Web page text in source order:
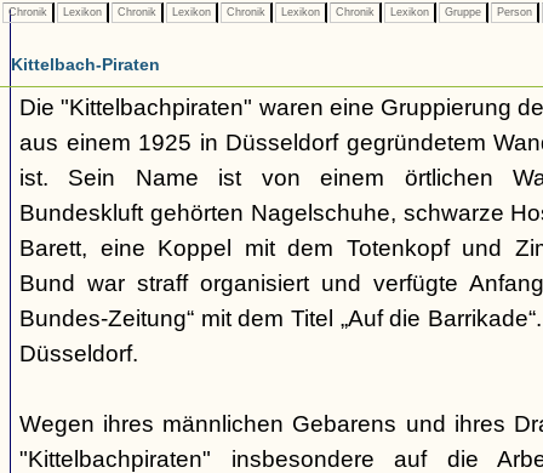
Chronik Lexikon Chronik Lexikon Chronik Lexikon Chronik Lexikon Gruppe Person
Kittelbach-Piraten
Die "Kittelbachpiraten" waren eine Gruppierung
aus einem 1925 in Düsseldorf gegründetem
ist. Sein Name ist von einem örtlichen
Bundeskluft gehörten Nagelschuhe, schwarze
Barett, eine Koppel mit dem Totenkopf und
Bund war straff organisiert und verfügte
Bundes-Zeitung“ mit dem Titel „Auf die
Düsseldorf.
Wegen ihres männlichen Gebarens und ihres
"Kittelbachpiraten" insbesondere auf die